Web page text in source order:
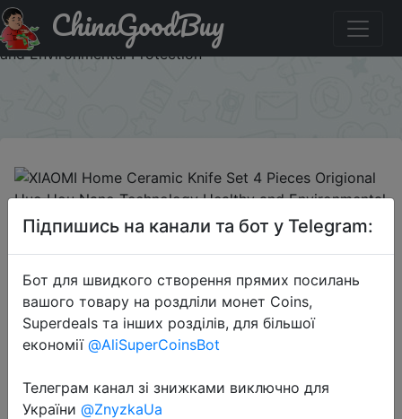
Придбати по знижці 92a5e6 XIAOMI Home Ceramic Knife
Set 4 Pieces Origional Huo Hou Nano Technology Healthy
and Environmental Protection
ChinaGoodBuy
2019-02-20
XIAOMI Home Ceramic Knife Set 4
Pieces Origional Huo Hou Nano
Technology Healthy and
Environmental Protection
$29.99
Підпишись на канали та бот у Telegram:
Бот для швидкого створення прямих посилань
вашого товару на роздліли монет Coins,
Superdeals та інших розділів, для більшої
економії @AliSuperCoinsBot
Телеграм канал зі знижками виключно для
України @ZnyzkaUa